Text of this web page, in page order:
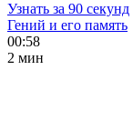
Узнать за 90 секунд
Гений и его память
00:58
2 мин